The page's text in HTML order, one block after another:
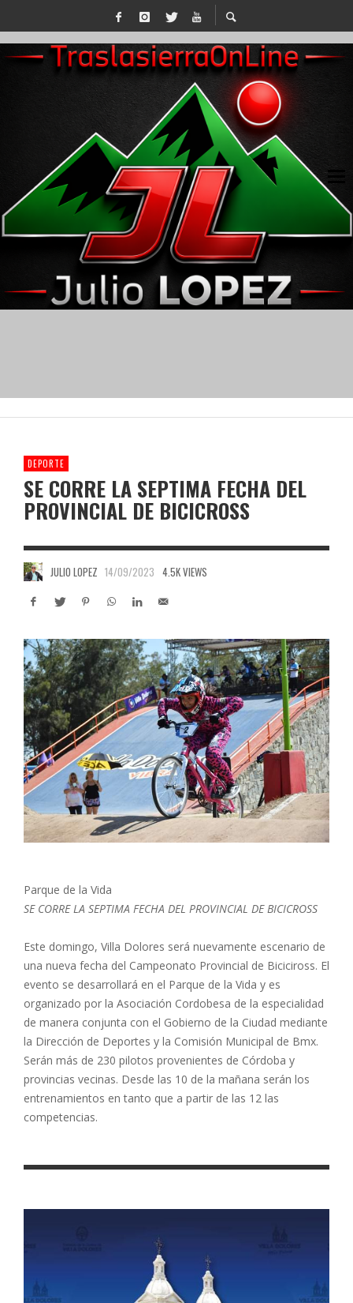
DEPORTE
SE CORRE LA SEPTIMA FECHA DEL
PROVINCIAL DE BICICROSS
JULIO LOPEZ 14/09/2023 4.5K VIEWS
Parque de la Vida
SE CORRE LA SEPTIMA FECHA DEL PROVINCIAL DE BICICROSS
Este domingo, Villa Dolores será nuevamente escenario de
una nueva fecha del Campeonato Provincial de Biciciross. El
evento se desarrollará en el Parque de la Vida y es
organizado por la Asociación Cordobesa de la especialidad
de manera conjunta con el Gobierno de la Ciudad mediante
la Dirección de Deportes y la Comisión Municipal de Bmx.
Serán más de 230 pilotos provenientes de Córdoba y
provincias vecinas. Desde las 10 de la mañana serán los
entrenamientos en tanto que a partir de las 12 las
competencias.